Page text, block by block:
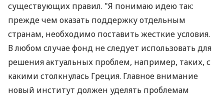
существующих правил. "Я понимаю идею так:
прежде чем оказать поддержку отдельным
странам, необходимо поставить жесткие условия.
В любом случае фонд не следует использовать для
решения актуальных проблем, например, таких, с
какими столкнулась Греция. Главное внимание
новый институт должен уделять проблемам